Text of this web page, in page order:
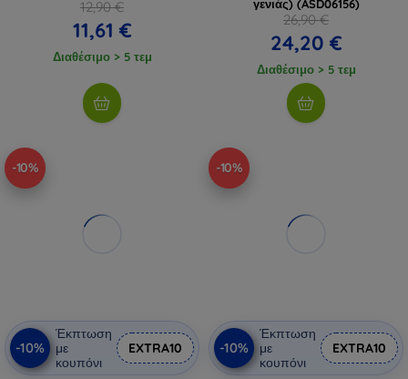
12,90 €
11,61 €
Διαθέσιμο > 5 τεμ
γενιάς) (ASD06156)
26,90 €
24,20 €
Διαθέσιμο > 5 τεμ
-10%
-10%
Έκπτωση
με
κουπόνι
EXTRA10
-10%
-10%
Έκπτωση
με
κουπόνι
EXTRA10